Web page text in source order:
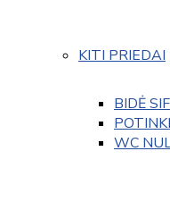
KITI PRIEDAI
BIDĖ
WC